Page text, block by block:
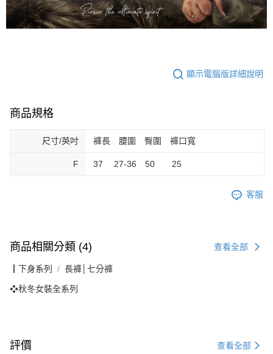
顯示電腦版詳細說明
商品規格
尺寸/英吋 褲長 腰圍 臀圍 褲口寬
F 37 27-36 50 25
客服
商品相關分類 (4) 查看全部
┃下身系列 長褲│七分褲
❖秋冬女裝全系列
評價 查看全部